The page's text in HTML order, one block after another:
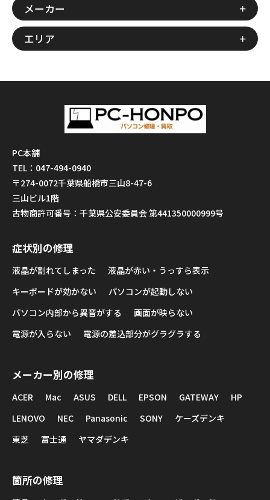
メーカー
エリア
PC本舗
TEL：047-494-0940
〒274-0072千葉県船橋市三山8-47-6
三山ビル1階
古物商許可番号：千葉県公安委員会 第441350000999号
症状別の修理
液晶が割れてしまった
液晶が赤い・うっすら表示
キーボードが効かない
パソコンが起動しない
パソコン内部から異音がする
画面が映らない
電源が入らない
電源の差込部分がグラグラする
メーカー別の修理
ACER Mac ASUS DELL EPSON GATEWAY
HP
LENOVO
NEC Panasonic SONY
ケーズデンキ
東芝
富士通 ヤマダデンキ
箇所の修理